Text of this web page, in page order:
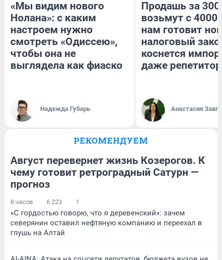
«Мы видим нового
Нолана»: с каким
настроем нужно
смотреть «Одиссею»,
чтобы она не
выглядела как фиаско
Надежда Губарь
Продашь за
возьмут с
нам готовит
налоговый
коснется
даже
Анастасия
РЕКОМЕНДУЕМ
Август перевернет жизнь Козерогов. К
чему готовит ретроградный Сатурн —
прогноз
8 часов 6 223 1
«С гордостью говорю, что я деревенский»: зачем
северянин оставил нефтяную компанию и переехал в
глушь на Алтай